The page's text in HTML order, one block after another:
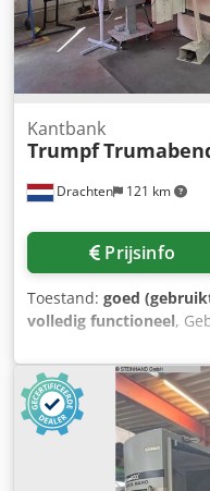
Drachten 121 km
Kantbank
Trumpf
Prijsinfo
Toestand: goed
volledig functioneel,
Trumpf Type: V85
besturing CNC-
N Awex Ackor Wila
2005 Zonder